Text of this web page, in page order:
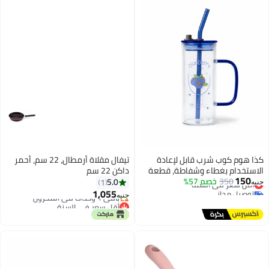
كذا هوم كوب شرب قابل لإعادة
الاستخدام بغطاء وشفاطة، قطعة
واحدة، شفاف بمقبض أزرق
للمشروبات الباردة والاستخدام
جنيه150
350 خصم 57%
أقل سعر في السنة
توصيل مجاني
أقل سعر في السنة
تيفال مقلاة أرمطال، 22 سم، أحمر
داكن 22 سم
5.0
1
جنيه1,055
أقل سعر في السنة
توصيل مجاني
باقي 1 وحدات في المخزون